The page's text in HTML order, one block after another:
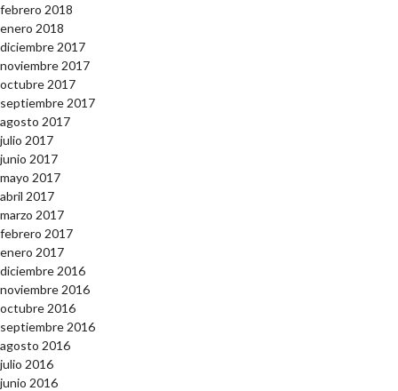
febrero 2018
enero 2018
diciembre 2017
noviembre 2017
octubre 2017
septiembre 2017
agosto 2017
julio 2017
junio 2017
mayo 2017
abril 2017
marzo 2017
febrero 2017
enero 2017
diciembre 2016
noviembre 2016
octubre 2016
septiembre 2016
agosto 2016
julio 2016
junio 2016